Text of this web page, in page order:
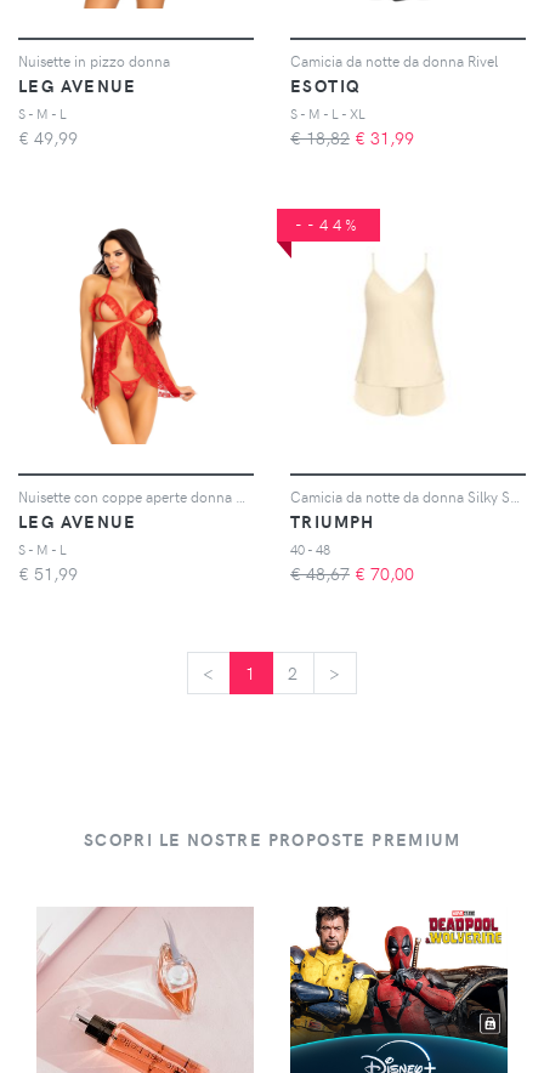
Nuisette in pizzo donna
LEG AVENUE
S - M - L
€ 49,99
Camicia da notte da donna Rivel
ESOTIQ
S - M - L - XL
€ 18,82 € 31,99
LEG AVENUE
S - M - L
€ 51,99
--44%
TRIUMPH
40 - 48
€ 48,67 € 70,00
< 1 2 >
SCOPRI LE NOSTRE PROPOSTE PREMIUM